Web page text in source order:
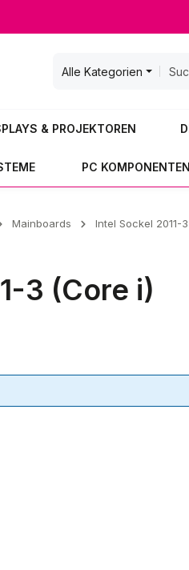
Alle Kategorien
& PROJEKTOREN
PC KOMPONENTEN
Mainboards Intel Sockel 2011-
(Core i)
3 (Core i)